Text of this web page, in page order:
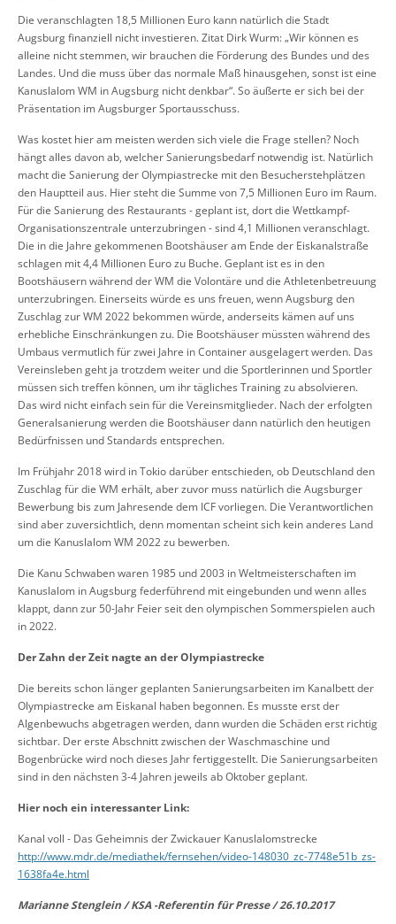
Die veranschlagten 18,5 Millionen Euro kann natürlich die Stadt
Augsburg finanziell nicht investieren. Zitat Dirk Wurm: „Wir können es
alleine nicht stemmen, wir brauchen die Förderung des Bundes und des
Landes. Und die muss über das normale Maß hinausgehen, sonst ist eine
Kanuslalom WM in Augsburg nicht denkbar“. So äußerte er sich bei der
Präsentation im Augsburger Sportausschuss.
Was kostet hier am meisten werden sich viele die Frage stellen? Noch
hängt alles davon ab, welcher Sanierungsbedarf notwendig ist. Natürlich
macht die Sanierung der Olympiastrecke mit den Besucherstehplätzen
den Hauptteil aus. Hier steht die Summe von 7,5 Millionen Euro im Raum.
Für die Sanierung des Restaurants - geplant ist, dort die Wettkampf-
Organisationszentrale unterzubringen - sind 4,1 Millionen veranschlagt.
Die in die Jahre gekommenen Bootshäuser am Ende der Eiskanalstraße
schlagen mit 4,4 Millionen Euro zu Buche. Geplant ist es in den
Bootshäusern während der WM die Volontäre und die Athletenbetreuung
unterzubringen. Einerseits würde es uns freuen, wenn Augsburg den
Zuschlag zur WM 2022 bekommen würde, anderseits kämen auf uns
erhebliche Einschränkungen zu. Die Bootshäuser müssten während des
Umbaus vermutlich für zwei Jahre in Container ausgelagert werden. Das
Vereinsleben geht ja trotzdem weiter und die Sportlerinnen und Sportler
müssen sich treffen können, um ihr tägliches Training zu absolvieren.
Das wird nicht einfach sein für die Vereinsmitglieder. Nach der erfolgten
Generalsanierung werden die Bootshäuser dann natürlich den heutigen
Bedürfnissen und Standards entsprechen.
Im Frühjahr 2018 wird in Tokio darüber entschieden, ob Deutschland den
Zuschlag für die WM erhält, aber zuvor muss natürlich die Augsburger
Bewerbung bis zum Jahresende dem ICF vorliegen. Die Verantwortlichen
sind aber zuversichtlich, denn momentan scheint sich kein anderes Land
um die Kanuslalom WM 2022 zu bewerben.
Die Kanu Schwaben waren 1985 und 2003 in Weltmeisterschaften im
Kanuslalom in Augsburg federführend mit eingebunden und wenn alles
klappt, dann zur 50-Jahr Feier seit den olympischen Sommerspielen auch
in 2022.
Der Zahn der Zeit nagte an der Olympiastrecke
Die bereits schon länger geplanten Sanierungsarbeiten im Kanalbett der
Olympiastrecke am Eiskanal haben begonnen. Es musste erst der
Algenbewuchs abgetragen werden, dann wurden die Schäden erst richtig
sichtbar. Der erste Abschnitt zwischen der Waschmaschine und
Bogenbrücke wird noch dieses Jahr fertiggestellt. Die Sanierungsarbeiten
sind in den nächsten 3-4 Jahren jeweils ab Oktober geplant.
Hier noch ein interessanter Link:
Kanal voll - Das Geheimnis der Zwickauer Kanuslalomstrecke
http://www.mdr.de/mediathek/fernsehen/video-148030_zc-7748e51b_zs-
1638fa4e.html
Marianne Stenglein / KSA -Referentin für Presse / 26.10.2017